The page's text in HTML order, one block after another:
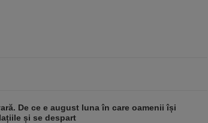
De ce e august luna în care oamenii își
și se despart